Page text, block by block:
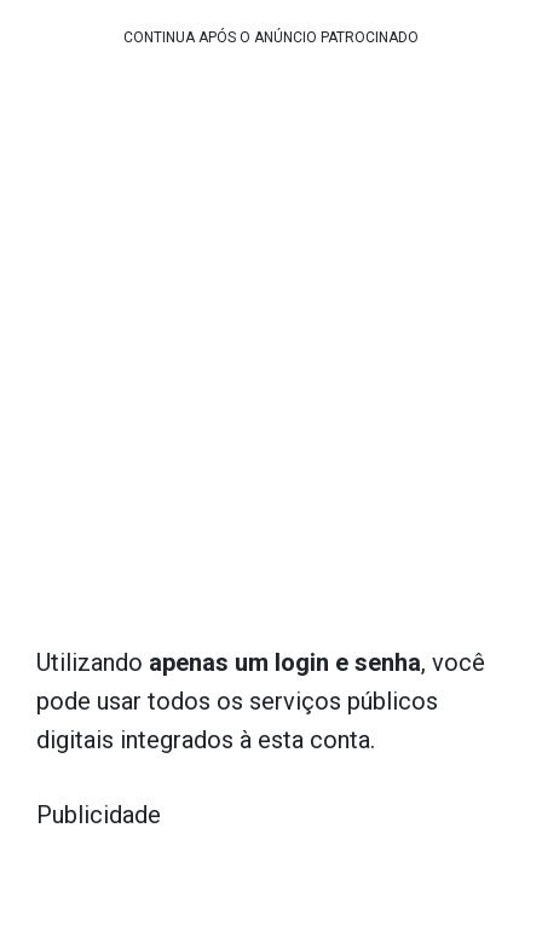
CONTINUA APÓS O ANÚNCIO PATROCINADO
Utilizando apenas um login e senha, você
pode usar todos os serviços públicos
digitais integrados à esta conta.
Publicidade